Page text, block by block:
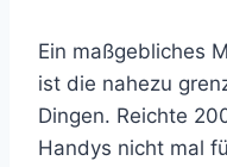
Ein maßgebliches
ist die nahezu
Dingen. Reichte
Handys nicht mal